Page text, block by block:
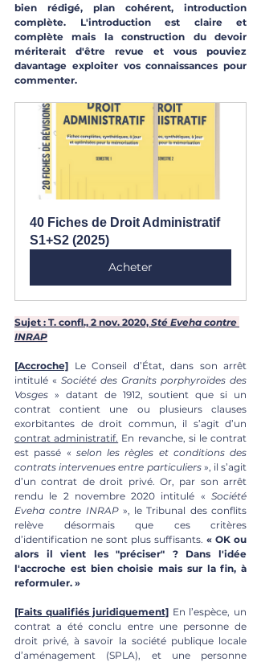
bien rédigé, plan cohérent, introduction
complète. L'introduction est claire et
complète mais la construction du devoir
mériterait d'être revue et vous pouviez
davantage exploiter vos connaissances pour
commenter.
40 Fiches de Droit Administratif
S1+S2 (2025)
Acheter
Sujet : T. confl., 2 nov. 2020, Sté Eveha contre
INRAP
[Accroche] Le Conseil d’État, dans son arrêt
intitulé « Société des Granits porphyroïdes des
Vosges » datant de 1912, soutient que si un
contrat contient une ou plusieurs clauses
contrat administratif. En revanche, si le contrat
est passé « selon les règles et conditions des
contrats intervenues entre particuliers », il s’agit
d’un contrat de droit privé. Or, par son arrêt
rendu le 2 novembre 2020 intitulé « Société
Eveha contre INRAP », le Tribunal des conflits
relève désormais que ces critères
d’identification ne sont plus suffisants. « OK ou
alors il vient les "préciser" ? Dans l'idée
l'accroche est bien choisie mais sur la fin, à
reformuler. »
[Faits qualifiés juridiquement] En l’espèce, un
contrat a été conclu entre une personne de
droit privé, à savoir la société publique locale
d’aménagement (SPLA), et une personne